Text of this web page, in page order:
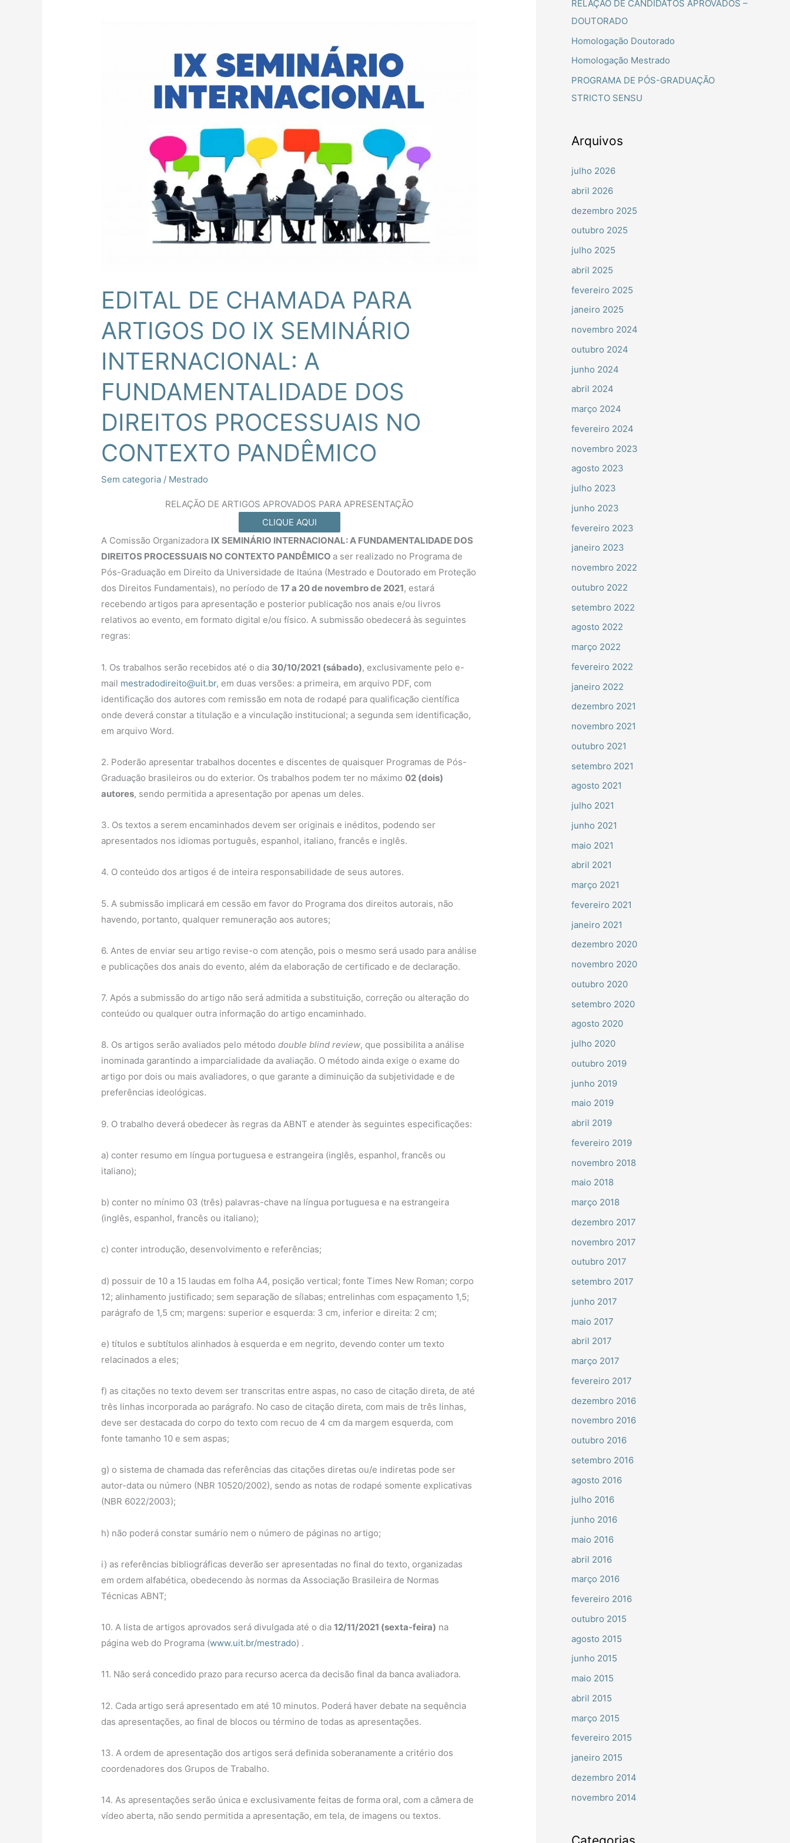
EDITAL DE CHAMADA PARA
ARTIGOS DO IX SEMINÁRIO
INTERNACIONAL: A
FUNDAMENTALIDADE DOS
DIREITOS PROCESSUAIS NO
CONTEXTO PANDÊMICO
Sem categoria / Mestrado
RELAÇÃO DE ARTIGOS APROVADOS PARA APRESENTAÇÃO
CLIQUE AQUI
A Comissão Organizadora IX SEMINÁRIO INTERNACIONAL: A FUNDAMENTALIDADE DOS
DIREITOS PROCESSUAIS NO CONTEXTO PANDÊMICO a ser realizado no Programa de
Pós-Graduação em Direito da Universidade de Itaúna (Mestrado e Doutorado em Proteção
dos Direitos Fundamentais), no período de17 a 20 de novembro de 2021, estará
recebendo artigos para apresentação e posterior publicação nos anais e/ou livros
relativos ao evento, em formato digital e/ou físico. A submissão obedecerá às seguintes
regras:
1. Os trabalhos serão recebidos até o dia 30/10/2021 (sábado), exclusivamente pelo e-
mail mestradodireito@uit.br, em duas versões: a primeira, em arquivo PDF, com
identificação dos autores com remissão em nota de rodapé para qualificação científica
onde deverá constar a titulação e a vinculação institucional; a segunda sem identificação,
em arquivo Word.
2. Poderão apresentar trabalhos docentes e discentes de quaisquer Programas de Pós-
Graduação brasileiros ou do exterior. Os trabalhos podem ter no máximo02 (dois)
autores, sendo permitida a apresentação por apenas um deles.
3. Os textos a serem encaminhados devem ser originais e inéditos, podendo ser
apresentados nos idiomas português, espanhol, italiano, francês e inglês.
4. O conteúdo dos artigos é de inteira responsabilidade de seus autores.
5. A submissão implicará em cessão em favor do Programa dos direitos autorais, não
havendo, portanto, qualquer remuneração aos autores;
6. Antes de enviar seu artigo revise-o com atenção, pois o mesmo será usado para análise
e publicações dos anais do evento, além da elaboração de certificado e de declaração.
7. Após a submissão do artigo não será admitida a substituição, correção ou alteração do
conteúdo ou qualquer outra informação do artigo encaminhado.
8. Os artigos serão avaliados pelo métododouble blind review, que possibilita a análise
inominada garantindo a imparcialidade da avaliação. O método ainda exige o exame do
artigo por dois ou mais avaliadores, o que garante a diminuição da subjetividade e de
preferências ideológicas.
9. O trabalho deverá obedecer às regras da ABNT e atender às seguintes especificações:
a) conter resumo em língua portuguesa e estrangeira (inglês, espanhol, francês ou
italiano);
b) conter no mínimo 03 (três) palavras-chave na língua portuguesa e na estrangeira
(inglês, espanhol, francês ou italiano);
c) conter introdução, desenvolvimento e referências;
d) possuir de 10 a 15 laudas em folha A4, posição vertical; fonte Times New Roman; corpo
12; alinhamento justificado; sem separação de sílabas; entrelinhas com espaçamento 1,5;
parágrafo de 1,5 cm; margens: superior e esquerda: 3 cm, inferior e direita: 2 cm;
e) títulos e subtítulos alinhados à esquerda e em negrito, devendo conter um texto
relacinados a eles;
f) as citações no texto devem ser transcritas entre aspas, no caso de citação direta, de até
três linhas incorporada ao parágrafo. No caso de citação direta, com mais de três linhas,
deve ser destacada do corpo do texto com recuo de 4 cm da margem esquerda, com
fonte tamanho 10 e sem aspas;
g) o sistema de chamada das referências das citações diretas ou/e indiretas pode ser
autor-data ou número (NBR 10520/2002), sendo as notas de rodapé somente explicativas
(NBR 6022/2003);
h) não poderá constar sumário nem o número de páginas no artigo;
i) as referências bibliográficas deverão ser apresentadas no final do texto, organizadas
em ordem alfabética, obedecendo às normas da Associação Brasileira de Normas
Técnicas ABNT;
10. A lista de artigos aprovados será divulgada até o dia12/11/2021 (sexta-feira) na
página web do Programa (www.uit.br/mestrado) .
11. Não será concedido prazo para recurso acerca da decisão final da banca avaliadora.
12. Cada artigo será apresentado em até 10 minutos. Poderá haver debate na sequência
das apresentações, ao final de blocos ou término de todas as apresentações.
13. A ordem de apresentação dos artigos será definida soberanamente a critério dos
coordenadores dos Grupos de Trabalho.
14. As apresentações serão única e exclusivamente feitas de forma oral, com a câmera de
vídeo aberta, não sendo permitida a apresentação, em tela, de imagens ou textos.
INTERNACIONAL:
FUNDAMENTALIDADE
o
r
:
RELAÇÃO DE CANDIDATOS APROVADOS –
DOUTORADO
Homologação Doutorado
Homologação Mestrado
PROGRAMA DE PÓS-GRADUAÇÃO
STRICTO SENSU
Arquivos
julho 2026
abril 2026
dezembro 2025
outubro 2025
julho 2025
abril 2025
fevereiro 2025
janeiro 2025
novembro 2024
outubro 2024
junho 2024
abril 2024
março 2024
fevereiro 2024
novembro 2023
agosto 2023
julho 2023
junho 2023
fevereiro 2023
janeiro 2023
novembro 2022
outubro 2022
setembro 2022
agosto 2022
março 2022
fevereiro 2022
janeiro 2022
dezembro 2021
novembro 2021
outubro 2021
setembro 2021
agosto 2021
julho 2021
junho 2021
maio 2021
abril 2021
março 2021
fevereiro 2021
janeiro 2021
dezembro 2020
novembro 2020
outubro 2020
setembro 2020
agosto 2020
julho 2020
outubro 2019
junho 2019
maio 2019
abril 2019
fevereiro 2019
novembro 2018
maio 2018
março 2018
dezembro 2017
novembro 2017
outubro 2017
setembro 2017
junho 2017
maio 2017
abril 2017
março 2017
fevereiro 2017
dezembro 2016
novembro 2016
outubro 2016
setembro 2016
agosto 2016
julho 2016
junho 2016
maio 2016
abril 2016
março 2016
fevereiro 2016
outubro 2015
agosto 2015
junho 2015
maio 2015
abril 2015
março 2015
fevereiro 2015
janeiro 2015
dezembro 2014
novembro 2014